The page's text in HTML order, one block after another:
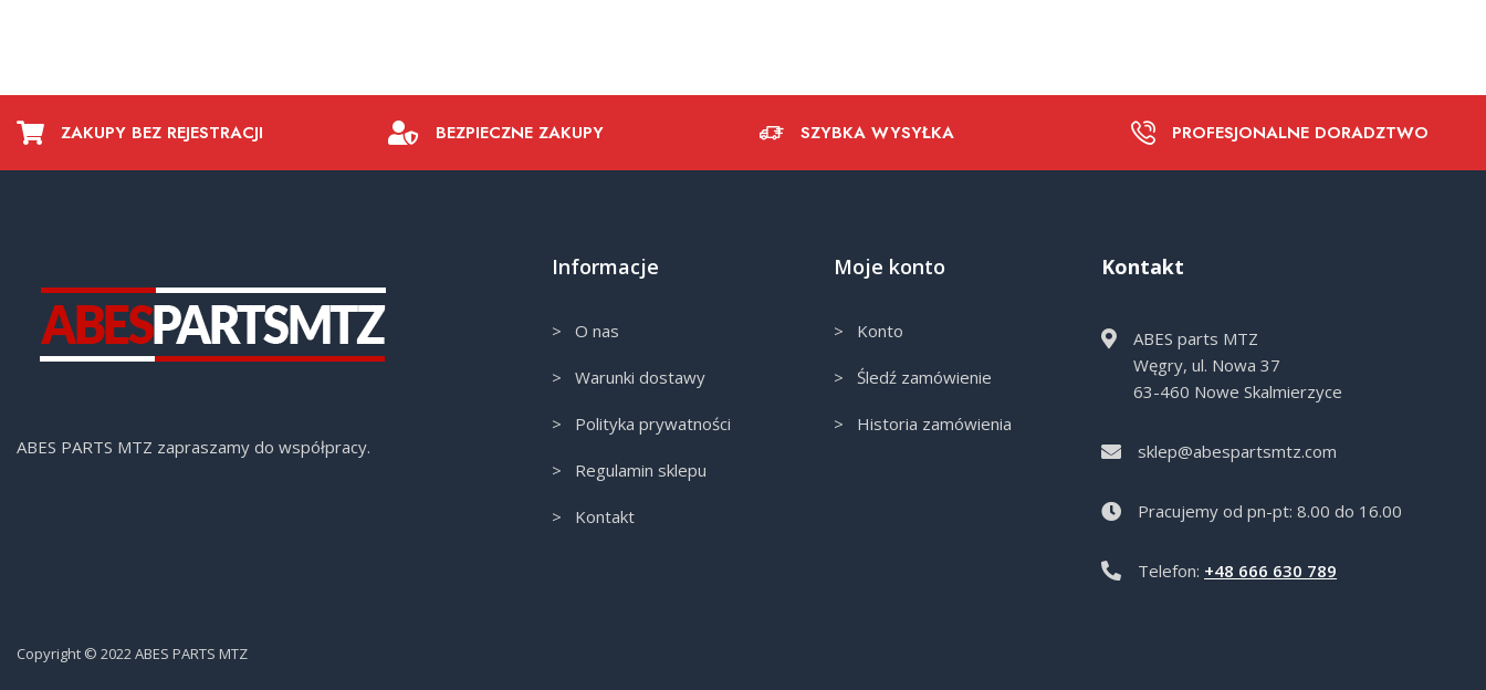
ZAKUPY BEZ REJESTRACJI BEZPIECZNE ZAKUPY SZYBKA WYSYŁKA PROFESJONALNE DORADZTWO
ABES PARTS MTZ zapraszamy do współpracy.
Informacje
> O nas
> Warunki dostawy
> Polityka prywatności
> Regulamin sklepu
> Kontakt
Moje konto
> Konto
> Śledź zamówienie
> Historia zamówienia
Kontakt
ABES parts MTZ
Węgry, ul. Nowa 37
63-460 Nowe Skalmierzyce
sklep@abespartsmtz.com
Pracujemy od pn-pt: 8.00 do 16.00
Telefon: +48 666 630 789
Copyright © 2022 ABES PARTS MTZ